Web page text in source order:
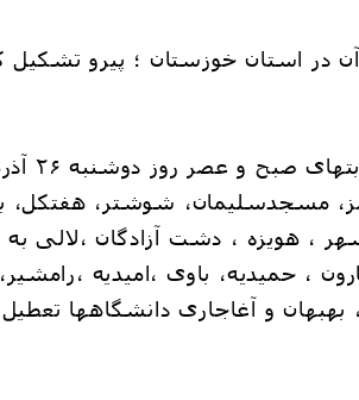
آن در استان خوزستان ؛ پیرو
مسجدسلیمان، شوشتر، هفتکل،
، حمیدیه، باوی ،امیدیه
و آغاجاری دانشگاهها